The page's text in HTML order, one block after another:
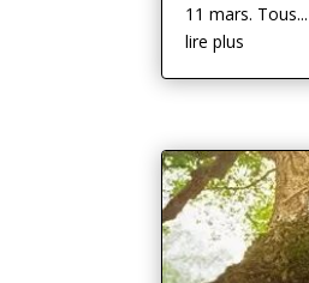
11 mars. Tous...
lire plus